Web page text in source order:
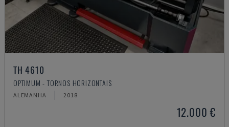
TH 4610
OPTIMUM - TORNOS HORIZONTAIS
ALEMANHA 2018
12.000 €